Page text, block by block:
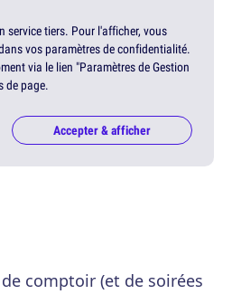
service tiers. Pour l'afficher, vous
vos paramètres de confidentialité.
via le lien "Paramètres de Gestion
de page.
Accepter & afficher
comptoir (et de soirées